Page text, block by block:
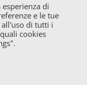
Via Vitale 25
– Iscrizione
n° 02/2016
– E-mail:
di
e le tue
all'uso di tutti i
cookies